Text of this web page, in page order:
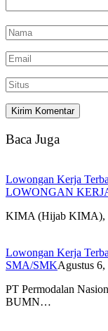
Baca Juga
Lowongan Kerja
LOWONGAN
KIMA (Hijab KIMA),
Lowongan Kerja
SMA/SMKAgustus 6,
PT Permodalan
BUMN…